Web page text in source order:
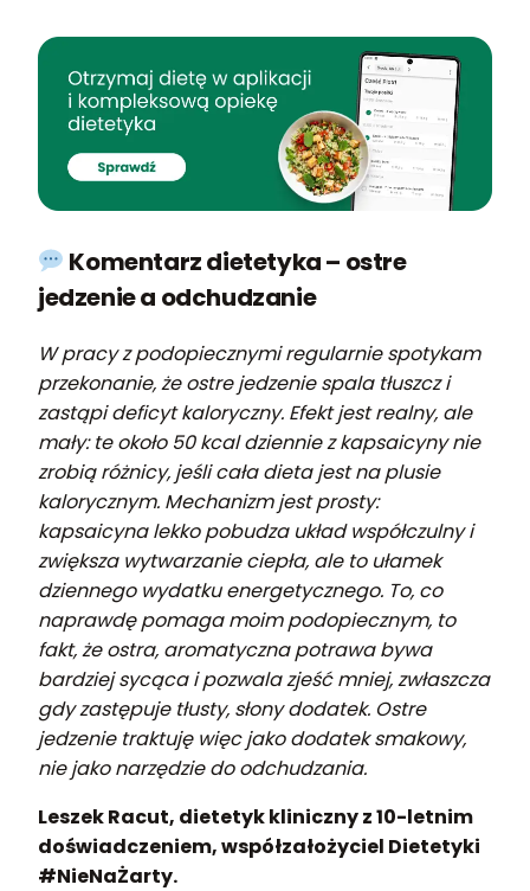
Komentarz dietetyka – ostre
jedzenie a odchudzanie
W pracy z podopiecznymi regularnie spotykam
przekonanie, że ostre jedzenie spala tłuszcz i
zastąpi deficyt kaloryczny. Efekt jest realny, ale
mały: te około 50 kcal dziennie z kapsaicyny nie
zrobią różnicy, jeśli cała dieta jest na plusie
kalorycznym. Mechanizm jest prosty:
kapsaicyna lekko pobudza układ współczulny i
zwiększa wytwarzanie ciepła, ale to ułamek
dziennego wydatku energetycznego. To, co
naprawdę pomaga moim podopiecznym, to
fakt, że ostra, aromatyczna potrawa bywa
bardziej sycąca i pozwala zjeść mniej, zwłaszcza
gdy zastępuje tłusty, słony dodatek. Ostre
jedzenie traktuję więc jako dodatek smakowy,
nie jako narzędzie do odchudzania.
Leszek Racut, dietetyk kliniczny z 10-letnim
doświadczeniem, współzałożyciel Dietetyki
#NieNaŻarty.